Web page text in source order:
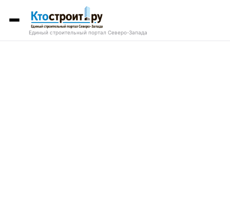
Единый строительный портал Северо-Запада